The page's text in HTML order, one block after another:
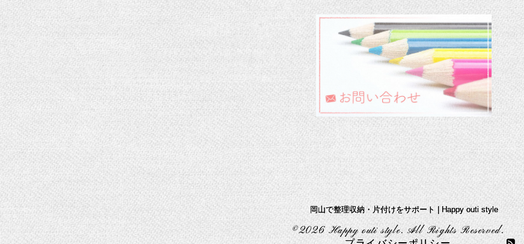
岡山で整理収納・片付けをサポート | Happy outi style
©2026Happy outi style. All Rights Reserved.